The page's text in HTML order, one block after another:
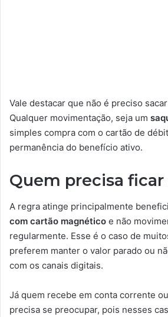
Vale destacar que não é preciso
Qualquer movimentação, seja um
simples compra com o cartão de
permanência do benefício ativo.
Quem precisa
A regra atinge principalmente
com cartão magnético e não
regularmente. Esse é o caso de
preferem manter o valor parado ou
com os canais digitais.
Já quem recebe em conta corrente
precisa se preocupar, pois nesses